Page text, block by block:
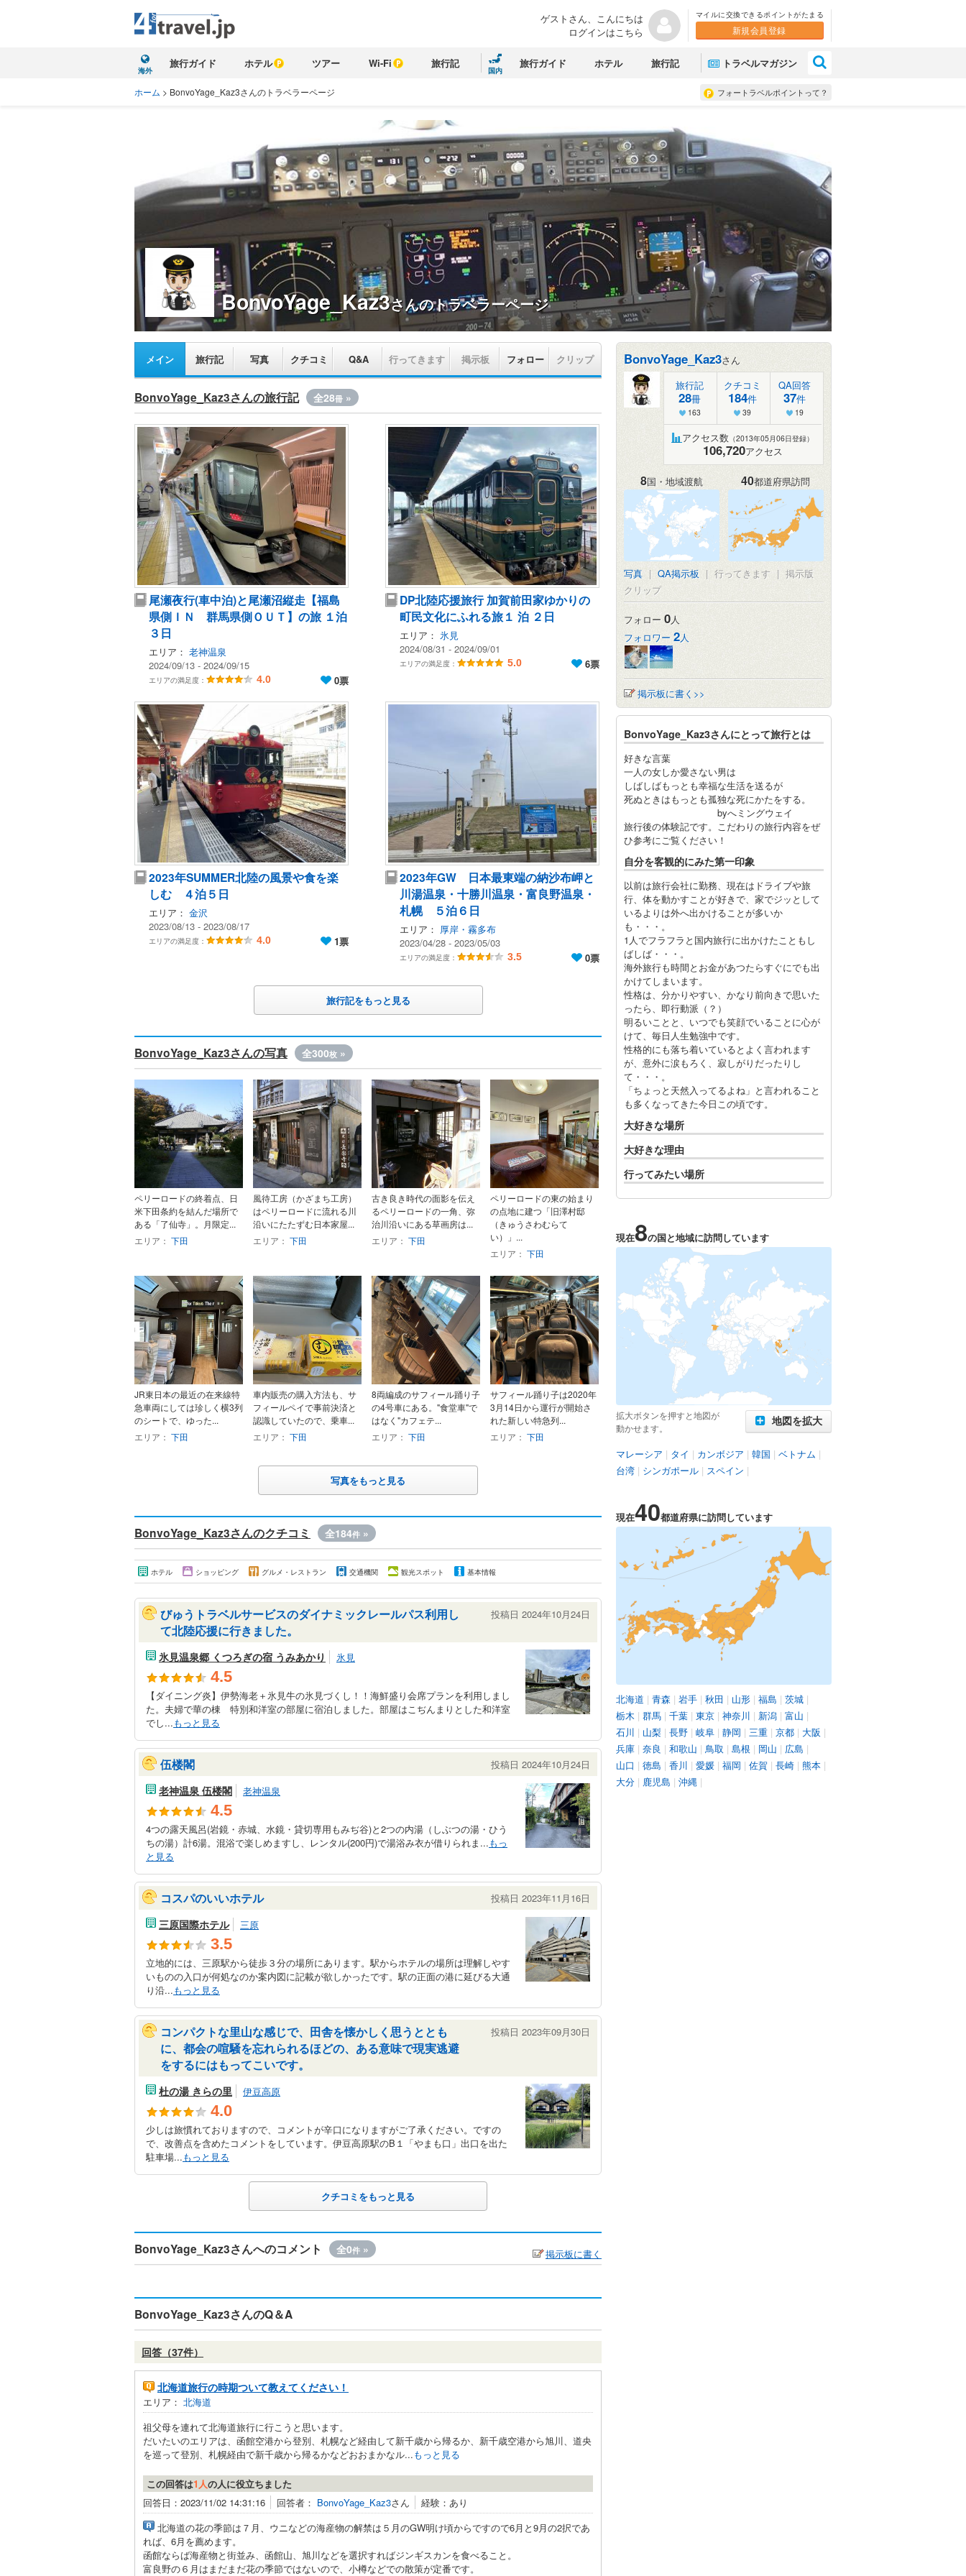
ゲストさん、こんにちは
ログインはこちら
マイルに交換できるポイントがたまる
新規会員登録
海外
旅行ガイド ホテル ツアー Wi-Fi 旅行記
国内
旅行ガイド ホテル 旅行記 トラベルマガジン
フォートラベルポイントって？
ホーム > BonvoYage_Kaz3さんのトラベラーページ
BonvoYage_Kaz3さんのトラベラーページ
メイン 旅行記 写真 クチコミ Q&A 行ってきます 掲示板 フォロー クリップ
BonvoYage_Kaz3さんの旅行記 全28冊 »
尾瀬夜行(車中泊)と尾瀬沼縦走【福島
県側ＩＮ 群馬県側ＯＵＴ】の旅 １泊
３日
エリア： 老神温泉
2024/09/13 - 2024/09/15
エリアの満足度： 4.0 0票
DP北陸応援旅行 加賀前田家ゆかりの
町民文化にふれる旅１ 泊 ２日
エリア： 氷見
2024/08/31 - 2024/09/01
エリアの満足度： 5.0 6票
2023年SUMMER北陸の風景や食を楽
しむ ４泊５日
エリア： 金沢
2023/08/13 - 2023/08/17
エリアの満足度： 4.0 1票
2023年GW 日本最東端の納沙布岬と
川湯温泉・十勝川温泉・富良野温泉・
札幌 ５泊６日
エリア： 厚岸・霧多布
2023/04/28 - 2023/05/03
エリアの満足度： 3.5 0票
旅行記をもっと見る
BonvoYage_Kaz3さんの写真 全300枚 »
ペリーロードの終着点、日
米下田条約を結んだ場所で
ある「了仙寺」。月限定...
エリア： 下田
風待工房（かざまち工房）
はペリーロードに流れる川
沿いにたたずむ日本家屋...
エリア： 下田
古き良き時代の面影を伝え
るペリーロードの一角、弥
治川沿いにある草画房は...
エリア： 下田
ペリーロードの東の始まり
の点地に建つ「旧澤村邸
（きゅうさわむらて
い）」...
エリア： 下田
JR東日本の最近の在来線特
急車両にしては珍しく横3列
のシートで、ゆった...
エリア： 下田
車内販売の購入方法も、サ
フィールペイで事前決済と
認識していたので、乗車...
エリア： 下田
8両編成のサフィール踊り子
の4号車にある。"食堂車"で
はなく"カフェテ...
エリア： 下田
サフィール踊り子は2020年
3月14日から運行が開始さ
れた新しい特急列...
エリア： 下田
写真をもっと見る
BonvoYage_Kaz3さんのクチコミ 全184件 »
ホテル ショッピング グルメ・レストラン 交通機関 観光スポット 基本情報
びゅうトラベルサービスのダイナミックレールパス利用し
て北陸応援に行きました。
投稿日 2024年10月24日
氷見温泉郷 くつろぎの宿 うみあかり 氷見
4.5
【ダイニング炎】伊勢海老＋氷見牛の氷見づくし！！海鮮盛り会席プランを利用しまし
た。夫婦で華の棟 特別和洋室の部屋に宿泊しました。部屋はこぢんまりとした和洋室
でし...もっと見る
伍楼閣 投稿日 2024年10月24日
老神温泉 伍楼閣 老神温泉
4.5
4つの露天風呂(岩鏡・赤城、水鏡・貸切専用もみぢ谷)と2つの内湯（しぶつの湯・ひう
ちの湯）計6湯。混浴で楽しめますし、レンタル(200円)で湯浴み衣が借りられま...もっ
と見る
コスパのいいホテル 投稿日 2023年11月16日
三原国際ホテル 三原
3.5
立地的には、三原駅から徒歩３分の場所にあります。駅からホテルの場所は理解しやす
いものの入口が何処なのか案内図に記載が欲しかったです。駅の正面の港に延びる大通
り沿...もっと見る
コンパクトな里山な感じで、田舎を懐かしく思うととも
に、都会の喧騒を忘れられるほどの、ある意味で現実逃避
をするにはもってこいです。
投稿日 2023年09月30日
杜の湯 きらの里 伊豆高原
4.0
少しは旅慣れておりますので、コメントが辛口になりますがご了承ください。ですの
で、改善点を含めたコメントをしています。伊豆高原駅のB１「やまも口」出口を出た
駐車場...もっと見る
クチコミをもっと見る
BonvoYage_Kaz3さんへのコメント 全0件 » 掲示板に書く
BonvoYage_Kaz3さんのQ＆A
回答（37件）
北海道旅行の時期ついて教えてください！
エリア： 北海道
祖父母を連れて北海道旅行に行こうと思います。
だいたいのエリアは、函館空港から登別、札幌など経由して新千歳から帰るか、新千歳空港から旭川、道央
を巡って登別、札幌経由で新千歳から帰るかなどおおまかなル...もっと見る
この回答は1人の人に役立ちました
回答日：2023/11/02 14:31:16
回答者： BonvoYage_Kaz3さん
経験：あり
北海道の花の季節は７月、ウニなどの海産物の解禁は５月のGW明け頃からですので6月と9月の2択であ
れば、6月を薦めます。
函館ならば海産物と街並み、函館山、旭川などを選択すればジンギスカンを食べること。
富良野の６月はまだまだ花の季節ではないので、小樽などでの散策が定番です。
BonvoYage_Kaz3さん
旅行記
28冊
163
クチコミ
184件
39
QA回答
37件
19
アクセス数 （2013年05月06日登録）
106,720アクセス
8国・地域渡航 40都道府県訪問
写真 | QA掲示板 | 行ってきます | 掲示版
クリップ
フォロー 0人
フォロワー 2人
掲示板に書く>>
BonvoYage_Kaz3さんにとって旅行とは
好きな言葉
一人の女しか愛さない男は
しばしばもっとも幸福な生活を送るが
死ぬときはもっとも孤独な死にかたをする。
byへミングウェイ
旅行後の体験記です。こだわりの旅行内容をぜ
ひ参考にご覧ください！
自分を客観的にみた第一印象
以前は旅行会社に勤務、現在はドライブや旅
行、体を動かすことが好きで、家でジッとして
いるよりは外へ出かけることが多いか
も・・・。
1人でフラフラと国内旅行に出かけたこともし
ばしば・・・。
海外旅行も時間とお金があつたらすぐにでも出
かけてしまいます。
性格は、分かりやすい、かなり前向きで思いた
ったら、即行動派（？）
明るいことと、いつでも笑顔でいることに心が
けて、毎日人生勉強中です。
性格的にも落ち着いているとよく言われます
が、意外に涙もろく、寂しがりだったりし
て・・・。
「ちょっと天然入ってるよね」と言われること
も多くなってきた今日この頃です。
大好きな場所
大好きな理由
行ってみたい場所
現在8の国と地域に訪問しています
拡大ボタンを押すと地図が
動かせます。
地図を拡大
マレーシア | タイ | カンボジア | 韓国 | ベトナム |
台湾 | シンガポール | スペイン |
現在40都道府県に訪問しています
北海道 | 青森 | 岩手 | 秋田 | 山形 | 福島 | 茨城 |
栃木 | 群馬 | 千葉 | 東京 | 神奈川 | 新潟 | 富山 |
石川 | 山梨 | 長野 | 岐阜 | 静岡 | 三重 | 京都 | 大阪 |
兵庫 | 奈良 | 和歌山 | 鳥取 | 島根 | 岡山 | 広島 |
山口 | 徳島 | 香川 | 愛媛 | 福岡 | 佐賀 | 長崎 | 熊本 |
大分 | 鹿児島 | 沖縄 |